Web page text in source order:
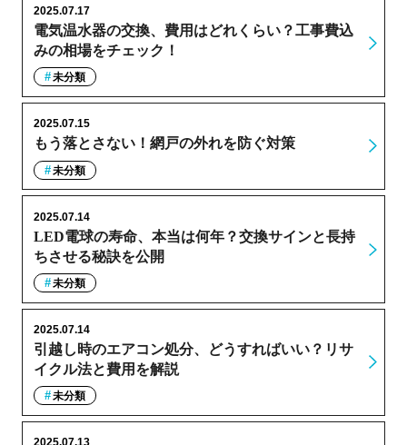
電気温水器の交換、費用はどれくらい？工事費込
みの相場をチェック！
2025.07.17
未分類
もう落とさない！網戸の外れを防ぐ対策
2025.07.15
未分類
LED電球の寿命、本当は何年？交換サインと長持
ちさせる秘訣を公開
2025.07.14
未分類
引越し時のエアコン処分、どうすればいい？リサ
イクル法と費用を解説
2025.07.14
未分類